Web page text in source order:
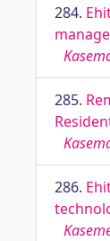
284.
285.
286.